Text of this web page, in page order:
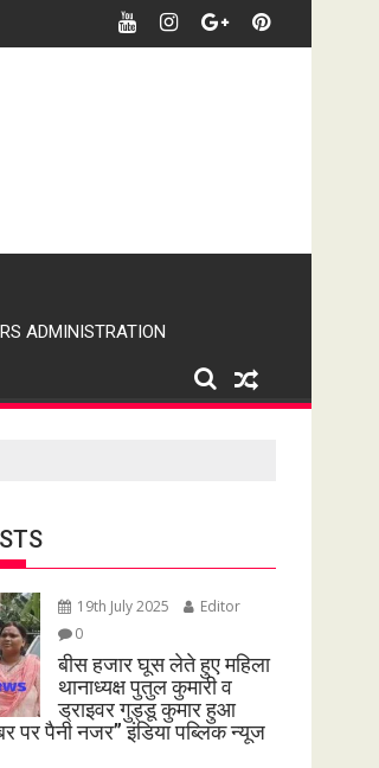
पब्लिक न्यूज।
ADMINISTRATION
19th July 2025
Editor
0
बीस हजार घूस लेते हुए महिला
थानाध्यक्ष पुतुल कुमारी व
ड्राइवर गुड्डू कुमार हुआ
पर पैनी नजर” इंडिया पब्लिक न्यूज